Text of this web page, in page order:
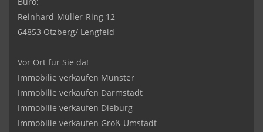
Reinhard-Müller-Ring 12
64853 Otzberg/ Lengfeld
Vor Ort für Sie da!
Immobilie verkaufen Münster
Immobilie verkaufen Darmstadt
Immobilie verkaufen Dieburg
Immobilie verkaufen Groß-Umstadt